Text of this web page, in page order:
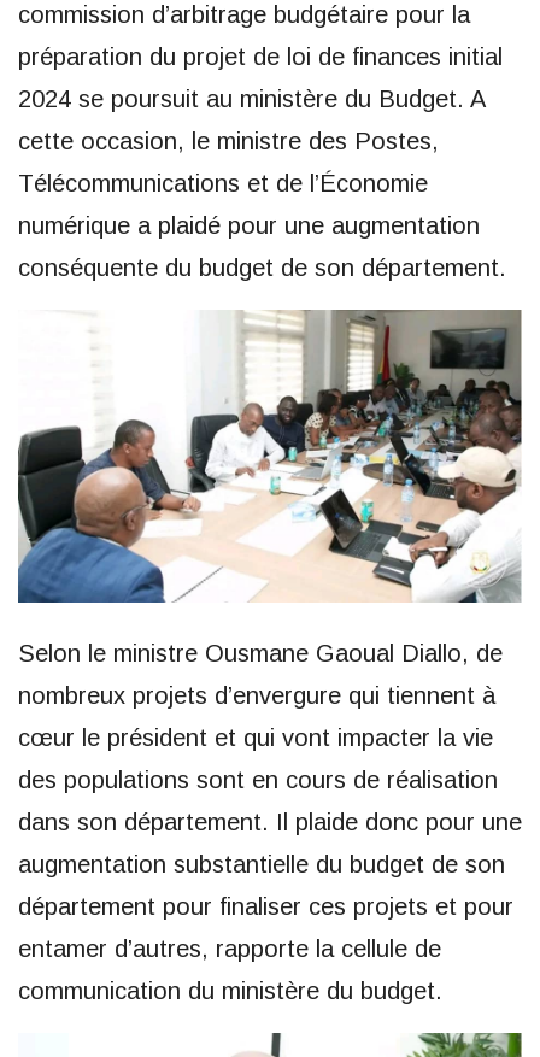
commission d’arbitrage budgétaire pour la
préparation du projet de loi de finances initial
2024 se poursuit au ministère du Budget. A
cette occasion, le ministre des Postes,
Télécommunications et de l’Économie
numérique a plaidé pour une augmentation
conséquente du budget de son département.
Selon le ministre Ousmane Gaoual Diallo, de
nombreux projets d’envergure qui tiennent à
cœur le président et qui vont impacter la vie
des populations sont en cours de réalisation
dans son département. Il plaide donc pour une
augmentation substantielle du budget de son
département pour finaliser ces projets et pour
entamer d’autres, rapporte la cellule de
communication du ministère du budget.